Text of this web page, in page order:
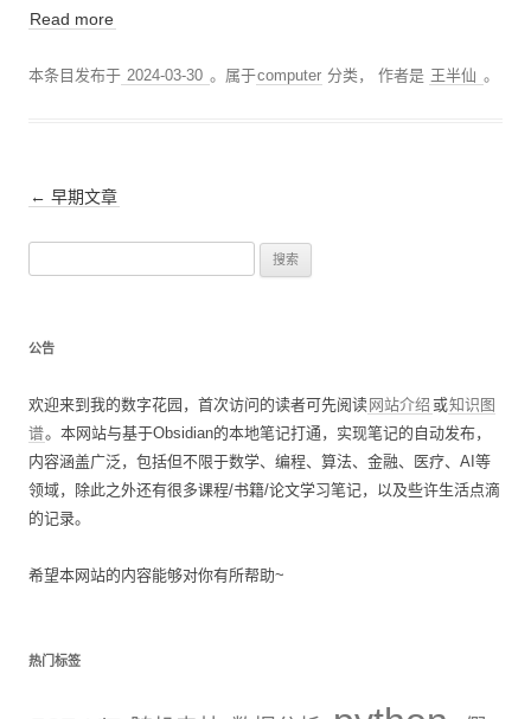
Read more
本条目发布于 2024-03-30 。属于computer 分类，作者是 王半仙 。
文
← 早期文章
公告
欢迎来到我的数字花园，首次访问的读者可先阅读 网站介绍 或知识图
谱。本网站与基于Obsidian的本地笔记打通，实现笔记的自动发布，
内容涵盖广泛，包括但不限于数学、编程、算法、金融、医疗、AI等
领域，除此之外还有很多课程/书籍/论文学习笔记，以及些许生活点滴
的记录。
希望本网站的内容能够对你有所帮助~
热门标签